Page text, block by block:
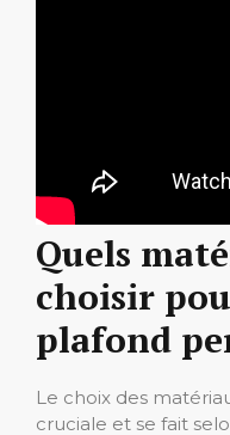
Quels
choisir
plafond
Le choix des
cruciale et se fait